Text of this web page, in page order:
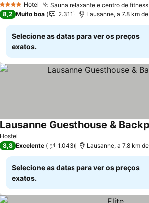
4 EstrelasHotel Sauna relaxante e centro de fitness
8,2 Muito boa 2.311 Lausanne, a 7.8 km
Selecione as datas para ver os preços
exatos.
Hostel
Lausanne Guesthouse &
8,8 Excelente 1.043 Lausanne, a 7.8 km
Selecione as datas para ver os preços
exatos.